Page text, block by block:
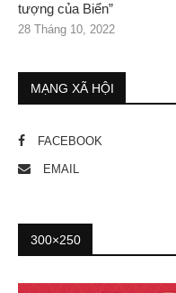
tượng của Biển”
28 Tháng 10, 2022
MẠNG XÃ HỘI
FACEBOOK
EMAIL
300×250